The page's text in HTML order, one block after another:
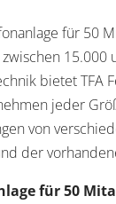
für 50
15.000
bietet TFA
jeder
von
der
für 50